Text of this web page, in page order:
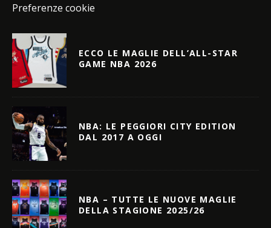
Preferenze cookie
ECCO LE MAGLIE DELL’ALL-STAR
GAME NBA 2026
NBA: LE PEGGIORI CITY EDITION
DAL 2017 A OGGI
NBA – TUTTE LE NUOVE MAGLIE
DELLA STAGIONE 2025/26